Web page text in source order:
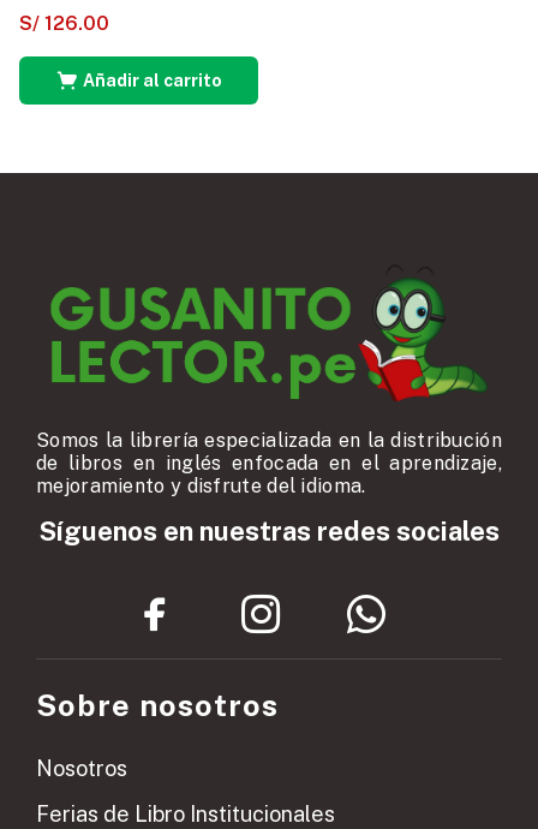
S/ 126.00
Añadir al carrito
Somos la librería especializada en la distribución
de libros en inglés enfocada en el aprendizaje,
mejoramiento y disfrute del idioma.
Síguenos en nuestras redes sociales
Sobre nosotros
Nosotros
Ferias de Libro Institucionales